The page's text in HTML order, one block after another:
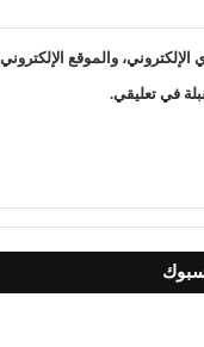
والموقع
في تعليقي.